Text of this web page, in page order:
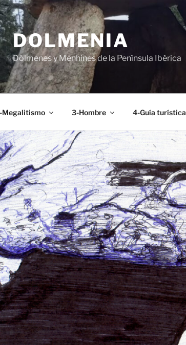
DOLMENIA
Dólmenes y Menhines de la Península Ibérica
Megalitismo 3-Hombre 4-Guía turística